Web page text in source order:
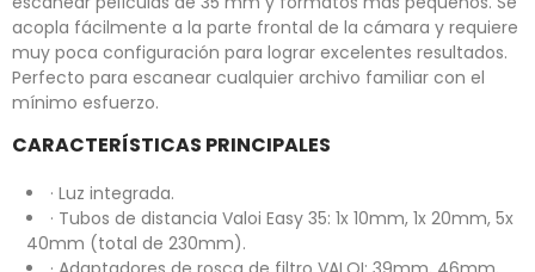
acopla fácilmente a la parte frontal de la cámara y requiere
muy poca configuración para lograr excelentes resultados.
Perfecto para escanear cualquier archivo familiar con el
mínimo esfuerzo.
CARACTERÍSTICAS PRINCIPALES
· Luz integrada.
· Tubos de distancia Valoi Easy 35: 1x 10mm, 1x 20mm, 5x
40mm (total de 230mm).